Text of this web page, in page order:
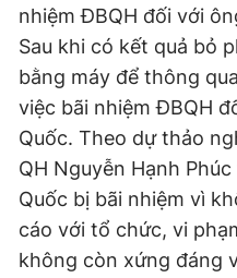
nhiệm ĐBQH đối với
Sau khi có kết quả bỏ
bằng máy để thông
việc bãi nhiệm ĐBQH
Quốc. Theo dự thảo
QH Nguyễn Hạnh
Quốc bị bãi nhiệm vì
cáo với tổ chức, vi
không còn xứng đáng